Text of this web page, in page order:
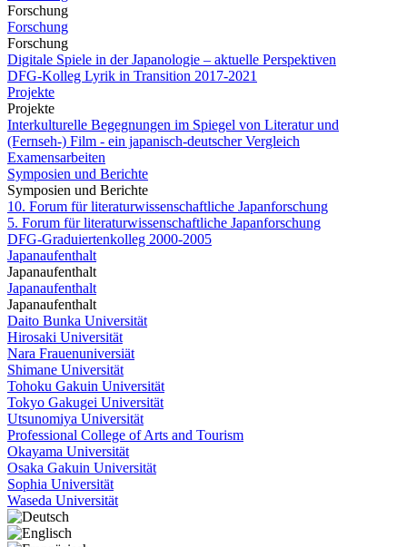
Forschung
Forschung
Forschung
Digitale Spiele in der Japanologie – aktuelle Perspektiven
DFG-Kolleg Lyrik in Transition 2017-2021
Projekte
Projekte
Interkulturelle Begegnungen im Spiegel von Literatur und
(Fernseh-) Film - ein japanisch-deutscher Vergleich
Examensarbeiten
Symposien und Berichte
Symposien und Berichte
10. Forum für literaturwissenschaftliche Japanforschung
5. Forum für literaturwissenschaftliche Japanforschung
DFG-Graduiertenkolleg 2000-2005
Japanaufenthalt
Japanaufenthalt
Japanaufenthalt
Japanaufenthalt
Daito Bunka Universität
Hirosaki Universität
Nara Frauenuniversiät
Shimane Universität
Tohoku Gakuin Universität
Tokyo Gakugei Universität
Utsunomiya Universität
Professional College of Arts and Tourism
Okayama Universität
Osaka Gakuin Universität
Sophia Universität
Waseda Universität